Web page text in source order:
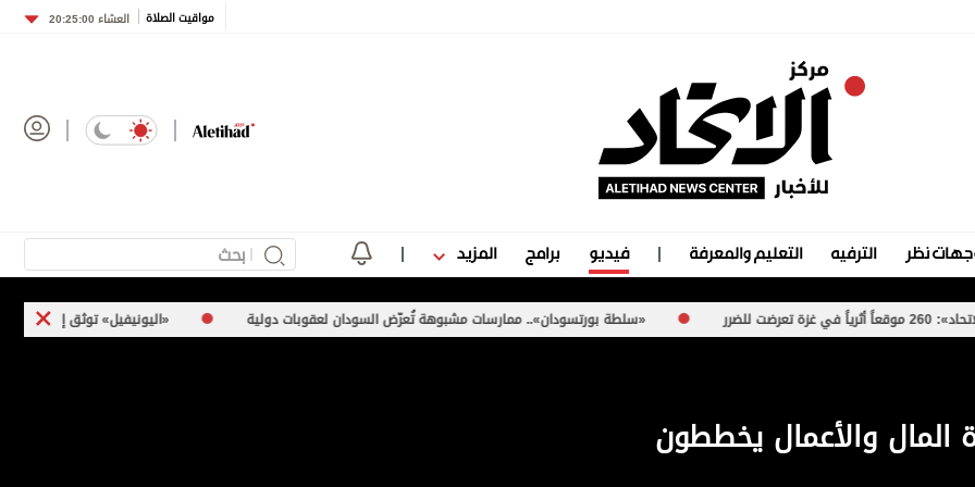
مواقيت الصلاة العشاء 20:25:00
نظر الترفيه التعليم والمعرفة فيديو برامج المزيد
«سلطة بورتسودان».. ممارسات مشبوهة تُعرّض السودان لعقوبات دولية «اليونيفيل» توثق إطلاق إسرائيل 113 مقذوفاً على جنوب لبنان
المال والأعمال يخططون